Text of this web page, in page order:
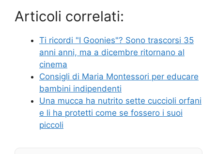
Articoli correlati:
Ti ricordi "I Goonies"? Sono trascorsi 35
anni anni, ma a dicembre ritornano al
cinema
Consigli di Maria Montessori per educare
bambini indipendenti
Una mucca ha nutrito sette cuccioli orfani
e li ha protetti come se fossero i suoi
piccoli